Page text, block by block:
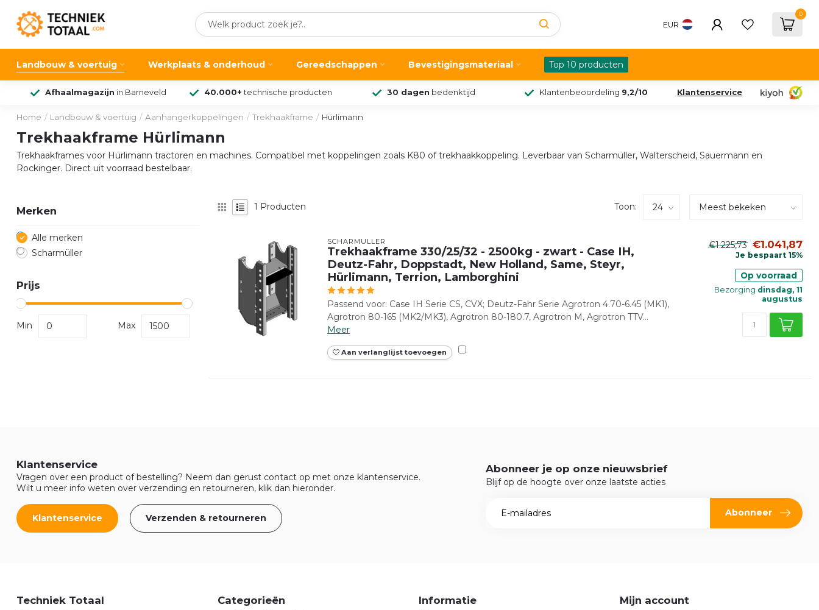
EUR
0
Landbouw & voertuig Werkplaats & onderhoud Gereedschappen Bevestigingsmateriaal Top 10 producten
Afhaalmagazijn in Barneveld 40.000+ technische producten 30 dagen bedenktijd Klantenbeoordeling 9,2/10 Klantenservice
Home / Landbouw & voertuig / Aanhangerkoppelingen / Trekhaakframe / Hürlimann
Trekhaakframe Hürlimann
Trekhaakframes voor Hürlimann tractoren en machines. Compatibel met koppelingen zoals K80 of trekhaakkoppeling. Leverbaar van Scharmüller, Walterscheid, Sauermann en
Rockinger. Direct uit voorraad bestelbaar.
Merken
Alle merken
Scharmüller
Prijs
Min Max
1 Producten Toon:
SCHARMÜLLER
Trekhaakframe 330/25/32 - 2500kg - zwart - Case IH,
Deutz-Fahr, Doppstadt, New Holland, Same, Steyr,
Hürlimann, Terrion, Lamborghini
Passend voor: Case IH Serie CS, CVX; Deutz-Fahr Serie Agrotron 4.70-6.45 (MK1),
Agrotron 80-165 (MK2/MK3), Agrotron 80-180.7, Agrotron M, Agrotron TTV...
Meer
Aan verlanglijst toevoegen
€1.225,73 €1.041,87
Je bespaart 15%
Op voorraad
Bezorging dinsdag, 11
augustus
Klantenservice
Vragen over een product of bestelling? Neem dan gerust contact op met onze klantenservice.
Wilt u meer info weten over verzending en retourneren, klik dan hieronder.
Klantenservice Verzenden & retourneren
Abonneer je op onze nieuwsbrief
Blijf op de hoogte over onze laatste acties
Abonneer
Techniek Totaal Categorieën Informatie Mijn account